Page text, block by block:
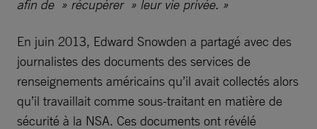
afin de » récupérer » leur vie privée. »
En juin 2013, Edward Snowden a partagé avec des
journalistes des documents des services de
renseignements américains qu’il avait collectés alors
qu’il travaillait comme sous-traitant en matière de
sécurité à la NSA. Ces documents ont révélé